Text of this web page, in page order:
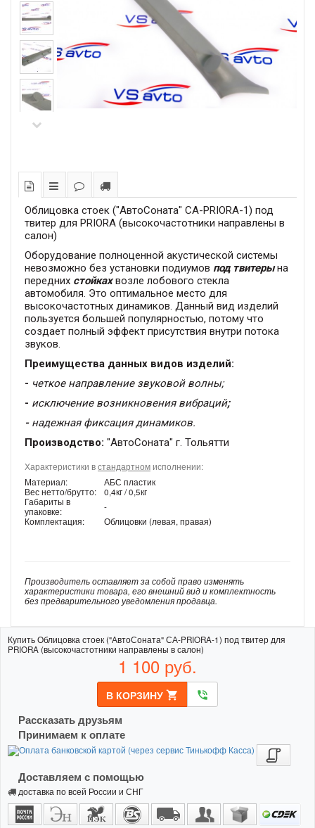
Облицовка стоек ("АвтоСоната" СА-PRIORA-1) под
твитер для PRIORA (высокочастотники направлены в
салон)
Оборудование полноценной акустической системы
невозможно без установки подиумов под твитерына
передних стойкахвозле лобового стекла
автомобиля. Это оптимальное место для
высокочастотных динамиков. Данный вид изделий
пользуется большей популярностью, потому что
создает полный эффект присутствия внутри потока
звуков.
Преимущества данных видов изделий:
- четкое направление звуковой волны;
- исключение возникновения вибраций;
- надежная фиксация динамиков.
Производство: "АвтоСоната" г. Тольятти
Характеристики встандартномисполнении:
Материал:
АБС пластик
Вес нетто/брутто:
0,4кг / 0,5кг
Габариты в
упаковке:
-
Комплектация:
Облицовки (левая, правая)
Производитель оставляет за собой право изменять
характеристики товара, его внешний вид и комплектность
без предварительного уведомления продавца.
Купить Облицовка стоек ("АвтоСоната" СА-PRIORA-1) под твитер для
PRIORA (высокочастотники направлены в салон)
1 100 руб.
В КОРЗИНУ shopping_cart phone_in_talk
Рассказать друзьям
Принимаем к оплате
Доставляем с помощью
доставка по всей России и СНГ